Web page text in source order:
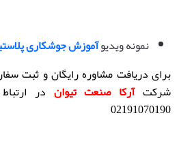
نمونه ویدیوآموزش جوشکاری
برای دریافت مشاوره رایگان و ثبت
شرکتآرکا صنعت تیوان
02191070190